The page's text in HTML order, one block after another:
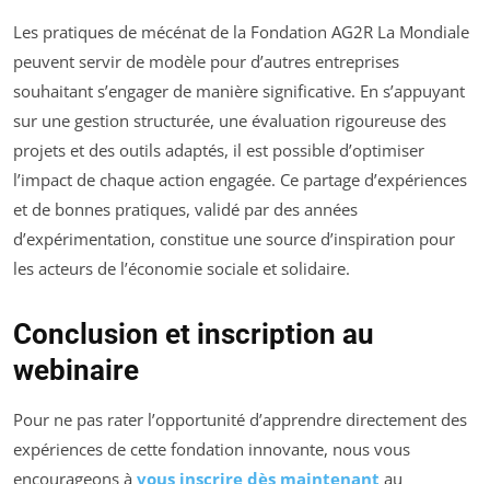
Les pratiques de mécénat de la Fondation AG2R La Mondiale
peuvent servir de modèle pour d’autres entreprises
souhaitant s’engager de manière significative. En s’appuyant
sur une gestion structurée, une évaluation rigoureuse des
projets et des outils adaptés, il est possible d’optimiser
l’impact de chaque action engagée. Ce partage d’expériences
et de bonnes pratiques, validé par des années
d’expérimentation, constitue une source d’inspiration pour
les acteurs de l’économie sociale et solidaire.
Conclusion et inscription au
webinaire
Pour ne pas rater l’opportunité d’apprendre directement des
expériences de cette fondation innovante, nous vous
encourageons à vous inscrire dès maintenant au